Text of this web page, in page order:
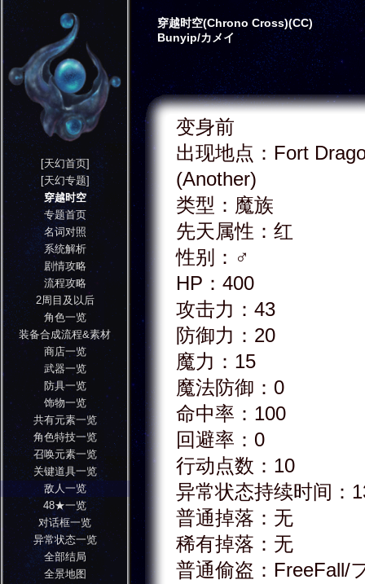
穿越时空(Chrono Cross)(CC)
Bunyip/カメイ
变身前
出现地点：Fort
(Another)
类型：魔族
先天属性：红
性别：♂
HP：400
攻击力：43
防御力：20
魔力：15
魔法防御：0
命中率：100
回避率：0
行动点数：10
异常状态持续时间：
普通掉落：无
稀有掉落：无
普通偷盗：FreeFall/
[天幻首页]
[天幻专题]
穿越时空
专题首页
名词对照
系统解析
剧情攻略
流程攻略
2周目及以后
角色一览
装备合成流程&素材
商店一览
武器一览
防具一览
饰物一览
共有元素一览
角色特技一览
召唤元素一览
关键道具一览
敌人一览
48★一览
对话框一览
异常状态一览
全部结局
全景地图